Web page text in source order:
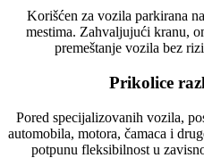
Korišćen za vozila parkirana
mestima. Zahvaljujući kranu,
premeštanje vozila bez
Prikolice
Pored specijalizovanih vozila,
automobila, motora, čamaca i
potpunu fleksibilnost u